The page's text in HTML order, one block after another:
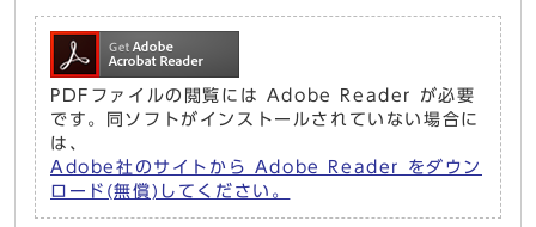
PDFファイルの閲覧には Adobe Reader が必要
です。同ソフトがインストールされていない場合に
は、
Adobe社のサイトから Adobe Reader をダウン
ロード(無償)してください。